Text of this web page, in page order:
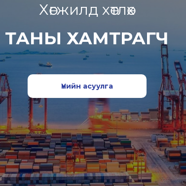
Хөгжилд хөтлөх
ТАНЫ ХАМТРАГЧ
Үнийн асуулга